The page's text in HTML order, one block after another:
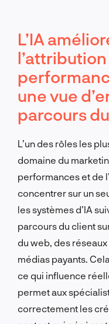
L’IA
une vue
parcours
L’un des rôles les
domaine du
performances et de
concentrer sur un
les systèmes d’IA
parcours du client
du web, des
médias payants.
ce qui influence
permet aux
correctement les